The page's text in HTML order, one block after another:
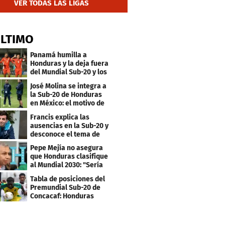
VER TODAS LAS LIGAS
Panamá humilla a
Honduras y la deja fuera
del Mundial Sub-20 y los
Juegos Olímpicos
José Molina se integra a
la Sub-20 de Honduras
en México: el motivo de
su viaje
Francis explica las
ausencias en la Sub-20 y
desconoce el tema de
los tiktokers
Pepe Mejía no asegura
que Honduras clasifique
al Mundial 2030: "Sería
mentir"
Tabla de posiciones del
Premundial Sub-20 de
Concacaf: Honduras